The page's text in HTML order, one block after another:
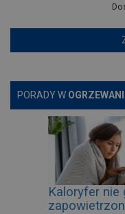
PORADY W
Kaloryfer nie